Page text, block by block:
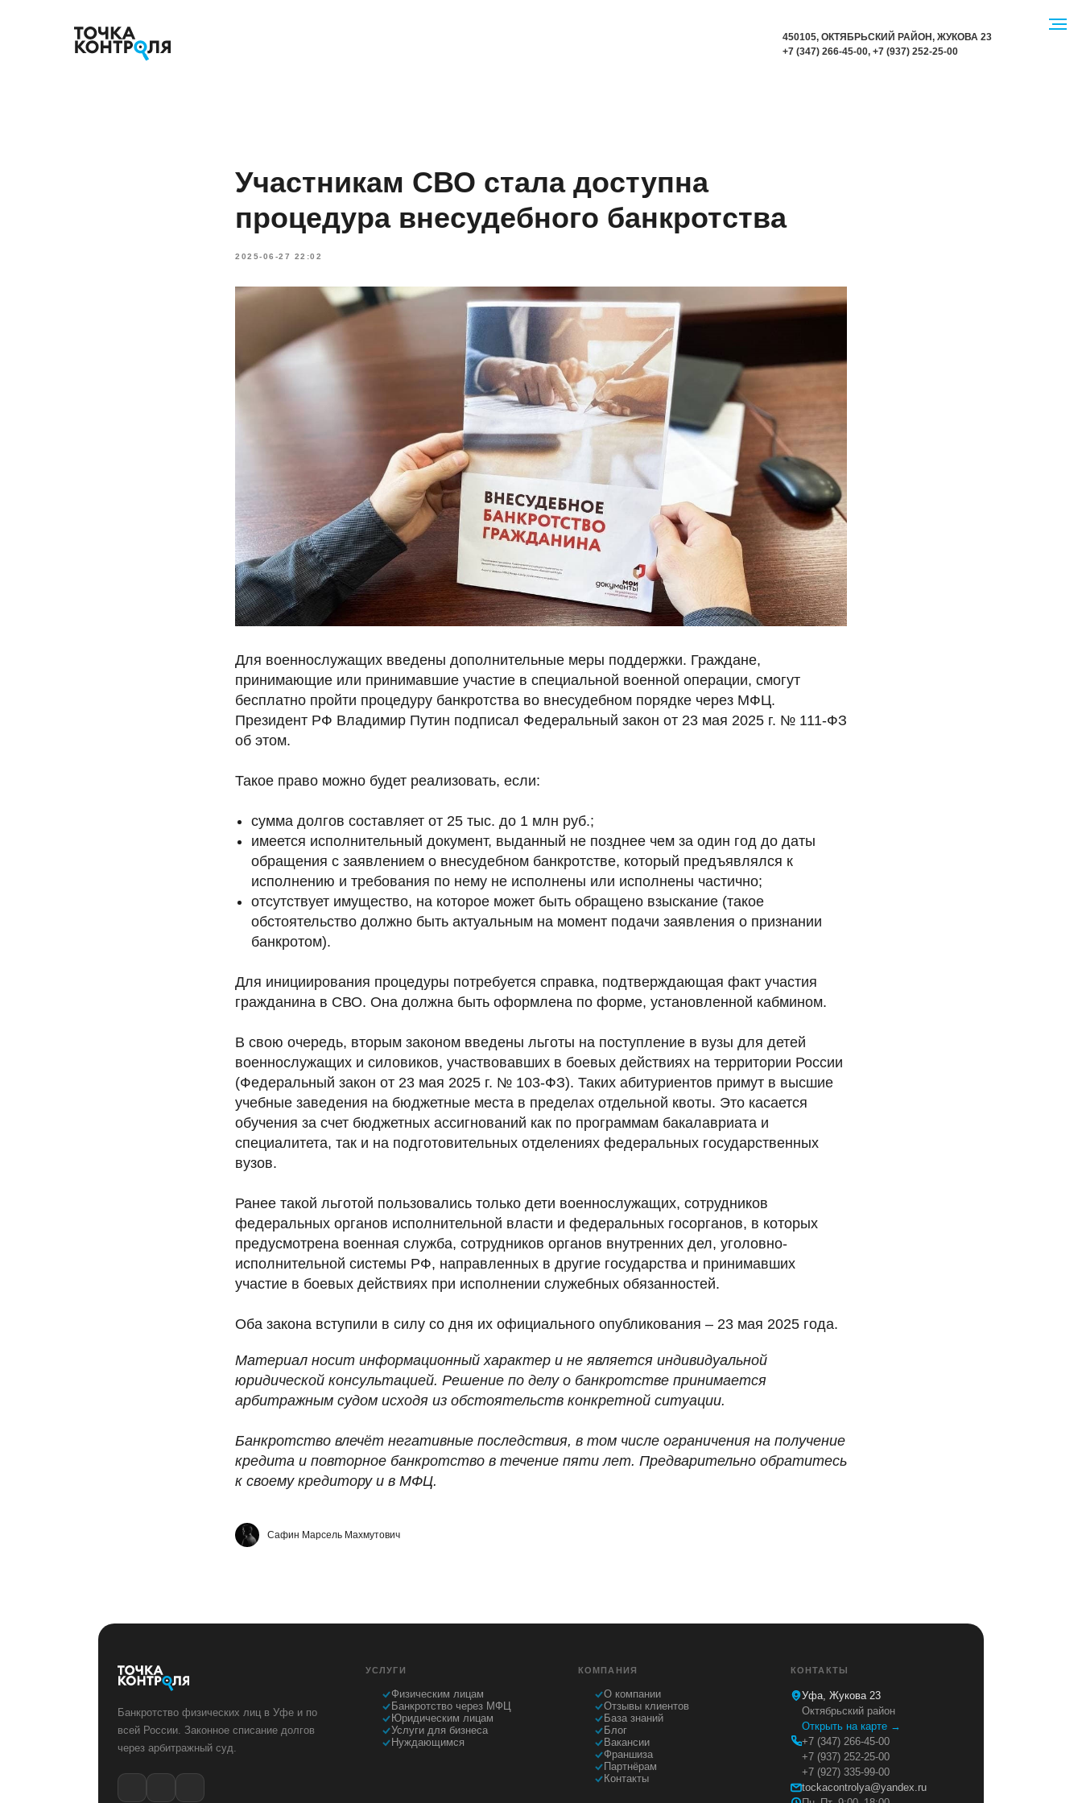
450105, ОКТЯБРЬСКИЙ РАЙОН, ЖУКОВА 23
+7 (347) 266-45-00, +7 (937) 252-25-00
Участникам СВО стала доступна
процедура внесудебного банкротства
2025-06-27 22:02
Для военнослужащих введены дополнительные меры поддержки. Граждане,
принимающие или принимавшие участие в специальной военной операции, смогут
бесплатно пройти процедуру банкротства во внесудебном порядке через МФЦ.
Президент РФ Владимир Путин подписал Федеральный закон от 23 мая 2025 г. № 111-ФЗ
об этом.
Такое право можно будет реализовать, если:
сумма долгов составляет от 25 тыс. до 1 млн руб.;
имеется исполнительный документ, выданный не позднее чем за один год до даты
обращения с заявлением о внесудебном банкротстве, который предъявлялся к
исполнению и требования по нему не исполнены или исполнены частично;
отсутствует имущество, на которое может быть обращено взыскание (такое
обстоятельство должно быть актуальным на момент подачи заявления о признании
банкротом).
Для инициирования процедуры потребуется справка, подтверждающая факт участия
гражданина в СВО. Она должна быть оформлена по форме, установленной кабмином.
В свою очередь, вторым законом введены льготы на поступление в вузы для детей
военнослужащих и силовиков, участвовавших в боевых действиях на территории России
(Федеральный закон от 23 мая 2025 г. № 103-ФЗ). Таких абитуриентов примут в высшие
учебные заведения на бюджетные места в пределах отдельной квоты. Это касается
обучения за счет бюджетных ассигнований как по программам бакалавриата и
специалитета, так и на подготовительных отделениях федеральных государственных
вузов.
Ранее такой льготой пользовались только дети военнослужащих, сотрудников
федеральных органов исполнительной власти и федеральных госорганов, в которых
предусмотрена военная служба, сотрудников органов внутренних дел, уголовно-
исполнительной системы РФ, направленных в другие государства и принимавших
участие в боевых действиях при исполнении служебных обязанностей.
Оба закона вступили в силу со дня их официального опубликования – 23 мая 2025 года.
Материал носит информационный характер и не является индивидуальной
юридической консультацией. Решение по делу о банкротстве принимается
арбитражным судом исходя из обстоятельств конкретной ситуации.
Банкротство влечёт негативные последствия, в том числе ограничения на получение
кредита и повторное банкротство в течение пяти лет. Предварительно обратитесь
к своему кредитору и в МФЦ.
Сафин Марсель Махмутович
Банкротство физических лиц в Уфе и по
всей России. Законное списание долгов
через арбитражный суд.
УСЛУГИ
Физическим лицам
Банкротство через МФЦ
Юридическим лицам
Услуги для бизнеса
Нуждающимся
КОМПАНИЯ
О компании
Отзывы клиентов
База знаний
Блог
Вакансии
Франшиза
Партнёрам
Контакты
КОНТАКТЫ
Уфа, Жукова 23
Октябрьский район
Открыть на карте →
+7 (347) 266-45-00
+7 (937) 252-25-00
+7 (927) 335-99-00
tockacontrolya@yandex.ru